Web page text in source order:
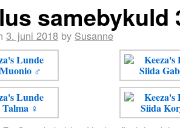
samebykuld
3. juni 2018 by Susanne